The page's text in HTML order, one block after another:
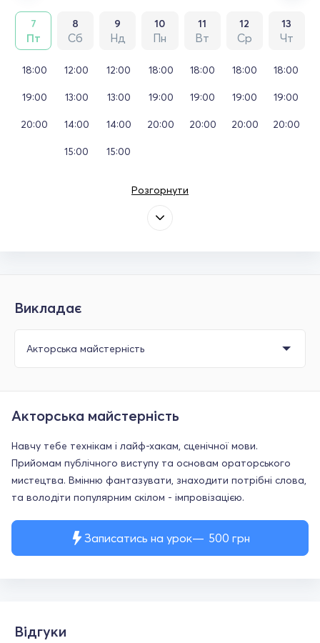
7
Пт
8
Сб
9
Нд
10
Пн
11
Вт
12
Ср
13
Чт
18:00
19:00
20:00
12:00
13:00
14:00
15:00
12:00
13:00
14:00
15:00
18:00
19:00
20:00
18:00
19:00
20:00
18:00
19:00
20:00
18:00
19:00
20:00
Розгорнути
Викладає
Записатись на урок 500 грн
Акторська майстерність
Навчу тебе технікам і лайф-хакам, сценічної мови.
Прийомам публічного виступу та основам ораторського
мистецтва. Вмінню фантазувати, знаходити потрібні слова,
та володіти популярним скілом - імпровізацією.
Відгуки